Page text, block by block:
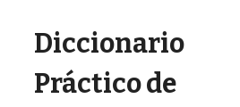
Diccionario
Práctico de